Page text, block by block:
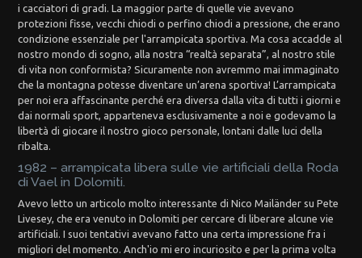
i cacciatori di gradi. La maggior parte di quelle vie avevano
protezioni fisse, vecchi chiodi o perfino chiodi a pressione, che erano
condizione essenziale per l'arrampicata sportiva. Ma cosa accadde al
nostro mondo di sogno, alla nostra “realtà separata”, al nostro stile
di vita non conformista? Sicuramente non avremmo mai immaginato
che la montagna potesse diventare un’arena sportiva! L’arrampicata
per noi era affascinante perché era diversa dalla vita di tutti i giorni e
dai normali sport, apparteneva esclusivamente a noi e godevamo la
libertà di giocare il nostro gioco personale, lontani dalle luci della
ribalta.
1982 – arrampicata libera sulle vie artificiali della Roda
di Vael in Dolomiti.
Avevo letto un articolo molto interessante di Nico Mailänder su Pete
Livesey, che era venuto in Dolomiti per cercare di liberare alcune vie
artificiali. I suoi tentativi avevano fatto una certa impressione fra i
migliori del momento. Anch'io mi ero incuriosito e per la prima volta